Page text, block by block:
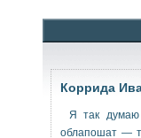
Коррида
Я так
облапошат —